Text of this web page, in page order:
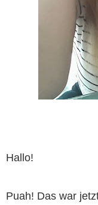
Hallo!
Puah! Das war